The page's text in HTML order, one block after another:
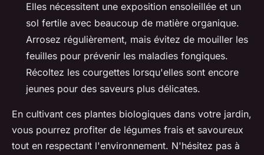
Elles nécessitent une exposition ensoleillée et un
sol fertile avec beaucoup de matière organique.
Arrosez régulièrement, mais évitez de mouiller les
feuilles pour prévenir les maladies fongiques.
Récoltez les courgettes lorsqu'elles sont encore
jeunes pour des saveurs plus délicates.
En cultivant ces plantes biologiques dans votre jardin,
vous pourrez profiter de légumes frais et savoureux
tout en respectant l'environnement. N'hésitez pas à